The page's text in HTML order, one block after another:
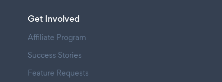
Get Involved
Affiliate Program
Success Stories
Feature Requests